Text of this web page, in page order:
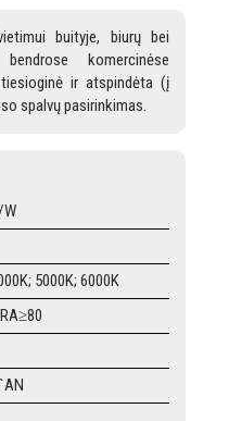
buityje, biurų bei
komercinėse
ir atspindėta (į
spalvų pasirinkimas.
5000K; 6000K